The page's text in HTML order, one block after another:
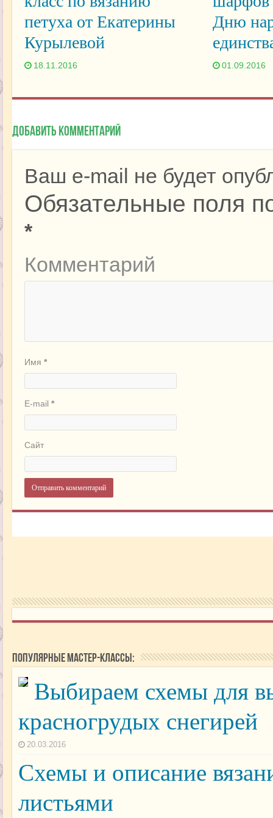
петуха от Екатерины
Курылевой
18.11.2016
Дню
01.09.2016
Добавить комментарий
Ваш e-mail не будет
Обязательные поля
*
Комментарий
Имя *
E-mail *
Сайт
Популярные мастер-классы:
Выбираем схемы для
красногрудых снегирей
20.03.2016
Схемы и описание
листьями